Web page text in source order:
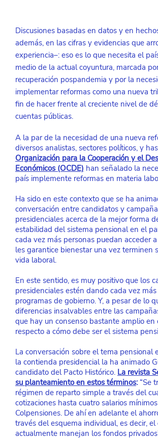
Discusiones basadas en datos y en
además, en las cifras y evidencias que
experiencia–: eso es lo que necesita el
medio de la actual coyuntura, marcada
recuperación pospandemia y por la
implementar reformas como una nueva
fin de hacer frente al creciente nivel de
cuentas públicas.
A la par de la necesidad de una nueva
diversos analistas, sectores políticos, y
Organización para la Cooperación y el
Económicos (OCDE) han señalado la
país implemente reformas en materia
Ha sido en este contexto que se ha
conversación entre candidatos y
presidenciales acerca de la mejor forma
estabilidad del sistema pensional en el
cada vez más personas puedan acceder
les garantice bienestar una vez terminen
vida laboral.
En este sentido, es muy positivo que los
presidenciales estén dando cada vez
programas de gobierno. Y, a pesar de lo
diferencias insalvables entre las
que hay un consenso bastante amplio en
respecto a cómo debe ser el sistema
La conversación sobre el tema pensional
la contienda presidencial la ha animado
candidato del Pacto Histórico. La revista
su planteamiento en estos términos: “Se
régimen de reparto simple a través del
cotizaciones hasta cuatro salarios
Colpensiones. De ahí en adelante el
través del esquema individual, es decir, el
actualmente manejan los fondos